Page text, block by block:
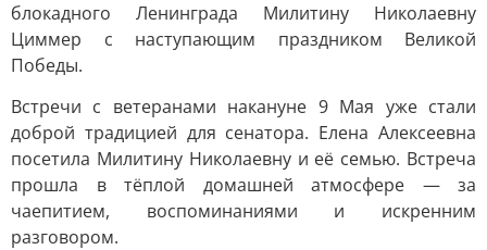
блокадного Ленинграда Милитину Николаевну
Циммер с наступающим праздником Великой
Победы.
Встречи с ветеранами накануне 9 Мая уже стали
доброй традицией для сенатора. Елена Алексеевна
посетила Милитину Николаевну и её семью. Встреча
прошла в тёплой домашней атмосфере — за
чаепитием, воспоминаниями и искренним
разговором.